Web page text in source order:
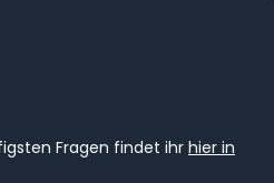
Fragen findet ihr hier in